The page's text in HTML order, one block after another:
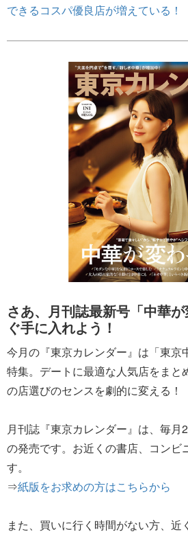
できるコスパ優良店が増えている！
さあ、月刊誌最新号「中華
ぐ手に入れよう！
今月の『東京カレンダー』は「東京
特集。デートに最適な人気店をまと
の店選びのセンスを劇的に変える！
月刊誌『東京カレンダー』は、毎月
の発売です。お近くの書店、コンビ
す。
⇒紙版をお求めの方はこちらから
また、買いに行く時間がない方、近